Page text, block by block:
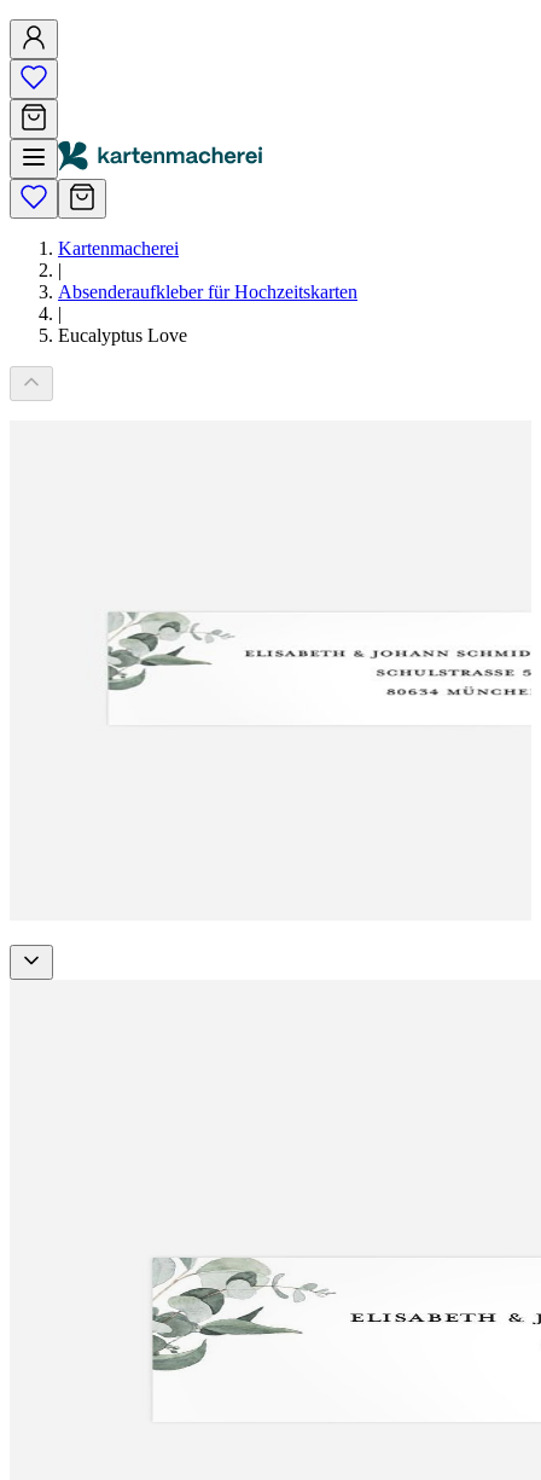
Kartenmacherei
|
Absenderaufkleber für Hochzeitskarten
|
Eucalyptus Love